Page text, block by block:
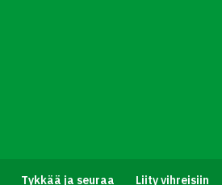
Tykkää ja seuraa Liity vihreisiin